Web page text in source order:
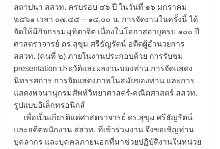
สถาปนา สสวท. ครบรอบ ๔๖ ปี ในวันที่ ๑๖ มกราคม
๒๕๖๑ เวลา ๐๗.๔๕ – ๑๔.๐๐ น. การจัดงานในครั้งนี้ ได้
จัดให้มีกิจกรรมมุทิตาจิต เนื่องในโอกาสอายุครบ ๑๐๐ ปี
ศาสตราจารย์ ดร.สุขุม ศรีธัญรัตน์ อดีตผู้อำนวยการ
สสวท. (คนที่ ๒) ภายในงานประกอบด้วย การรับชม
presentation ประวัติและผลงานของท่าน การจัดแสดง
นิทรรศการ การจัดแสดงภาพในสมัยของท่าน และการ
แสดงพจนานุกรมศัพท์วิทยาศาสตร์-คณิตศาสตร์ สสวท.
รูปแบบอิเล็กทรอนิกส์
เพื่อเป็นเกียรติแด่ศาสตราจารย์ ดร.สุขุม ศรีธัญรัตน์
และอดีตพนักงาน สสวท. ที่เข้าร่วมงาน จึงขอเชิญท่าน
บุคลากร และบุคคลภายนอกที่มาช่วยปฏิบัติงานในหน่วย